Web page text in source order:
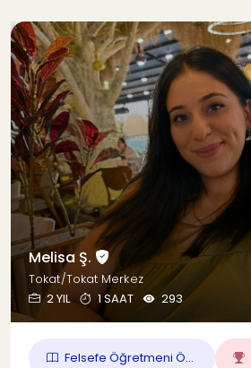
Melisa Ş.
Tokat/Tokat Merkez
2 YIL
1 SAAT 293
Felsefe Öğretmeni Ö...